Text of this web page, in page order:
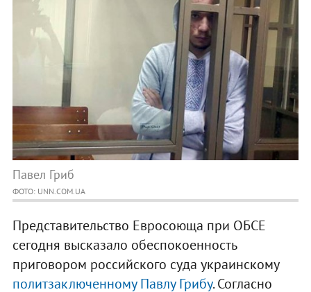
Павел Гриб
ФОТО: UNN.COM.UA
Представительство Евросоюща при ОБСЕ
сегодня высказало обеспокоенность
приговором российского суда украинскому
политзаключенному Павлу Грибу. Согласно